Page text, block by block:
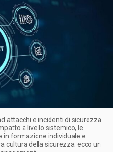
attacchi e incidenti di sicurezza
a livello sistemico, le
in formazione individuale e
cultura della sicurezza: ecco un